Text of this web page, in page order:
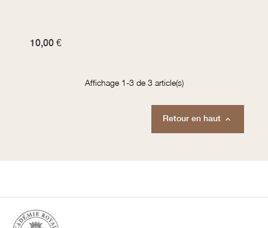
10,00 €
Affichage 1-3 de 3 article(s)
Retour en haut 